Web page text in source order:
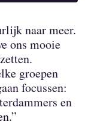
naar meer.
ons mooie
groepen
focussen:
en